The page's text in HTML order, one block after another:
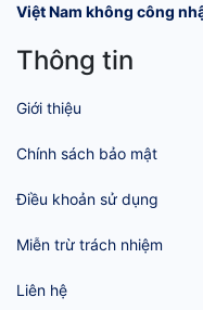
Việt Nam không công
Thông tin
Giới thiệu
Chính sách bảo mật
Điều khoản sử dụng
Miễn trừ trách nhiệm
Liên hệ